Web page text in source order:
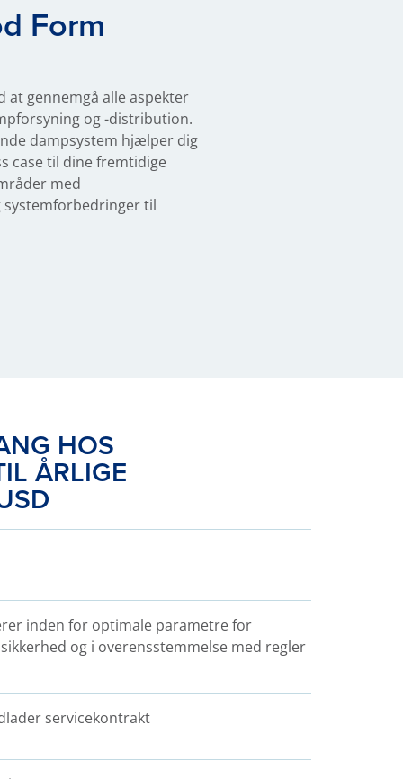
Form
at gennemgå alle aspekter
og -distribution.
dampsystem hjælper dig
case til dine fremtidige
med
til
HOS
ÅRLIGE
inden for optimale parametre for
og i overensstemmelse med regler
servicekontrakt